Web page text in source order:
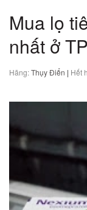
Mua lọ
nhất ở
Hãng:Thụy Điển | Hết